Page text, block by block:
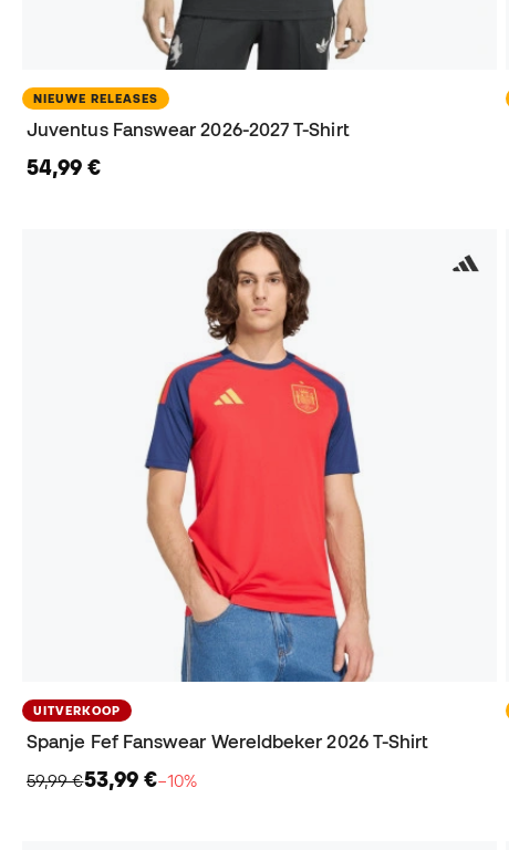
NIEUWE RELEASES
Juventus Fanswear 2026-2027 T-Shirt
54,99 €
UITVERKOOP
Spanje Fef Fanswear Wereldbeker 2026 T-Shirt
59,99 €53,99 €−10%